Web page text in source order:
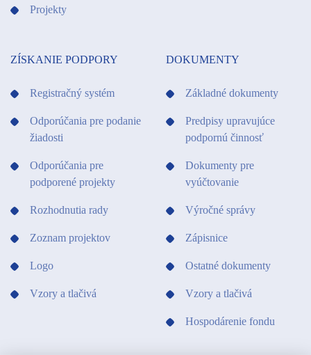
Projekty
ZÍSKANIE PODPORY
Registračný systém
Odporúčania pre podanie
žiadosti
Odporúčania pre
podporené projekty
Rozhodnutia rady
Zoznam projektov
Logo
Vzory a tlačivá
DOKUMENTY
Základné dokumenty
Predpisy upravujúce
podpornú činnosť
Dokumenty pre
vyúčtovanie
Výročné správy
Zápisnice
Ostatné dokumenty
Vzory a tlačivá
Hospodárenie fondu